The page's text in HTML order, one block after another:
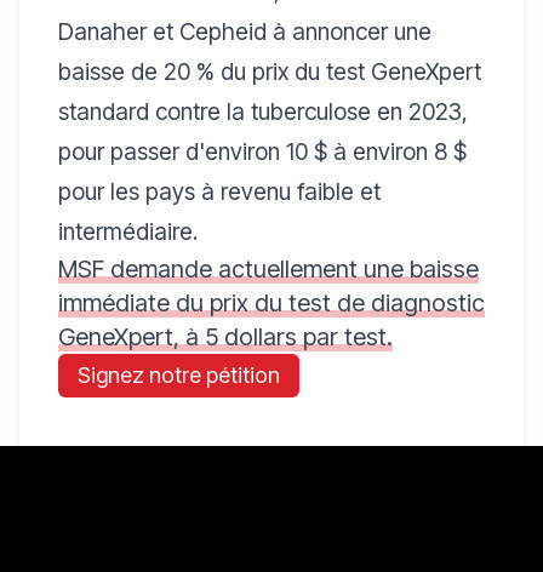
Danaher et Cepheid à annoncer une
baisse de 20 % du prix du test GeneXpert
standard contre la tuberculose en 2023,
pour passer d'environ 10 $ à environ 8 $
pour les pays à revenu faible et
intermédiaire.
MSF demande actuellement une baisse
immédiate du prix du test de diagnostic
GeneXpert, à 5 dollars par test.
Signez notre pétition